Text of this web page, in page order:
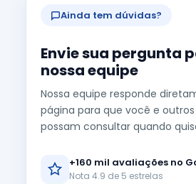
Ainda tem dúvidas?
Envie sua pergunta
nossa equipe
Nossa equipe responde
página para que você e
possam consultar quando
+160 mil avaliações no
Nota 4.9 de 5 estrelas